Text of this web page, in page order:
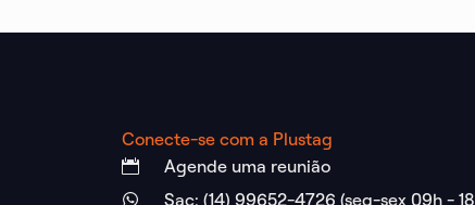
Conecte-se com a Plustag
Agende uma reunião
Sac: (14) 99652-4726 (seg-sex 09h -